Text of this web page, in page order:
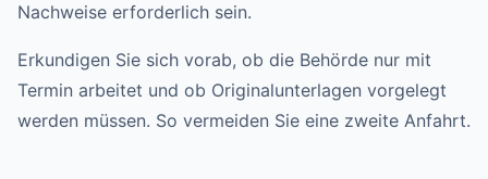
Nachweise erforderlich sein.
Erkundigen Sie sich vorab, ob die Behörde nur mit
Termin arbeitet und ob Originalunterlagen vorgelegt
werden müssen. So vermeiden Sie eine zweite Anfahrt.